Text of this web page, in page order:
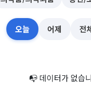
오늘 어제 전
📭 데이터가 없습